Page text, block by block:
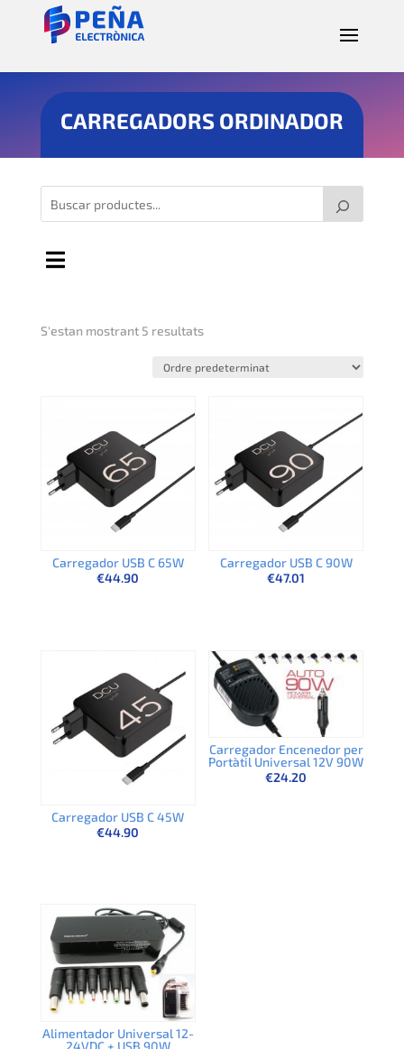
CARREGADORS ORDINADOR
S'estan mostrant 5 resultats
Carregador USB C 65W
€44.90
Carregador USB C 90W
€47.01
Carregador USB C 45W
€44.90
Carregador Encenedor per
Portàtil Universal 12V 90W
€24.20
Alimentador Universal 12-